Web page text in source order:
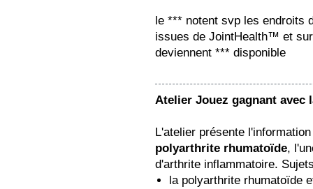
le *** notent svp les endroits
issues de JointHealth™ et
deviennent *** disponible
Atelier Jouez gagnant
L'atelier présente
polyarthrite rhumatoïde,
d'arthrite inflammatoire.
la polyarthrite rhumatoïde